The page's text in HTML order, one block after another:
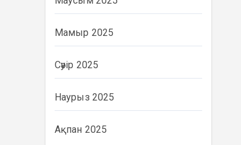
Мамыр 2025
Сәуір 2025
Наурыз 2025
Ақпан 2025